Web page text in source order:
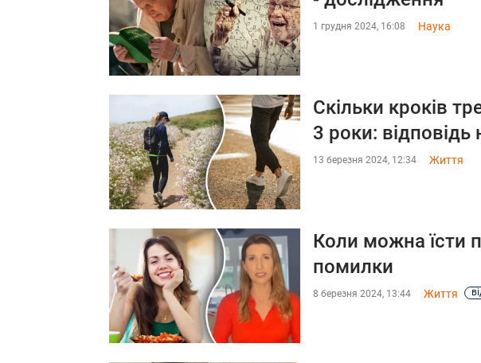
1 грудня 2024, 16:08 Наука
Скільки кроків
3 роки: відповідь
13 березня 2024, 12:34 Життя
Коли можна їсти
помилки
8 березня 2024, 13:44 Життя